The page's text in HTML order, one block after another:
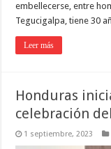
embellecerse, entre
Tegucigalpa, tiene 30
Leer más
Honduras
celebración
1 septiembre, 2023